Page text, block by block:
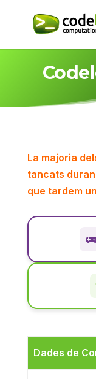
La majoria
tancats
que tardem
Dades de